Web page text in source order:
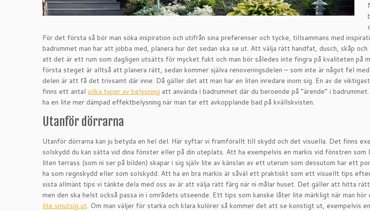
För det första så bör man söka inspiration och utifrån sina preferenser och tycke, tillsammans med
badrummet man har att jobba med, planera hur det sedan ska se ut. Att välja rätt handfat, dusch, skåp
att det är ett rum som dagligen utsätts för mycket fukt och man bör således inte fingra på kvaliteten på
första steget är alltså att planera rätt, sedan kommer själva renoveringsdelen – som inte är något fel
delen är att få det trivsamt där inne. Då gäller det att man har en liten inredare inom sig. En av de
finns ett antal olika typer av belysning att använda i badrummet där du beroende på ”ärende” i
ha en lite mer dämpad effektbelysning när man tar ett avkopplande bad på kvällskvisten.
Utanför dörrarna
Utanför dörrarna kan ju betyda en hel del. Här syftar vi framförallt till skydd och det visuella. Det finns
solskydd du kan sätta vid dina fönster eller på din uteplats. Att ha exempelvis en markis vid fönstren
liten terrass (som ni ser på bilden) skapar i sig själv lite av känslan av ett uterum som dessutom har ett
ha som regnskydd eller som solskydd. Att ha en bra markis är såväl ett praktiskt som ett visuellt tips
sista allmänt tips vi tänkte dela med oss av är att välja rätt färg när ni målar huset. Det gäller att hitta
men den ska helst också passa in i områdets utseende. Ett tips som kanske låter lite märkligt när man
lite smutsig ut. Om man väljer för starka och klara kulörer så kommer det att se konstigt ut, exempelvis